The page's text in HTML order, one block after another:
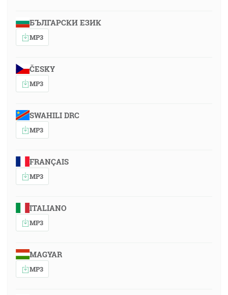
БЪЛГАРСКИ ЕЗИК
MP3
ČESKY
MP3
SWAHILI DRC
MP3
FRANÇAIS
MP3
ITALIANO
MP3
MAGYAR
MP3